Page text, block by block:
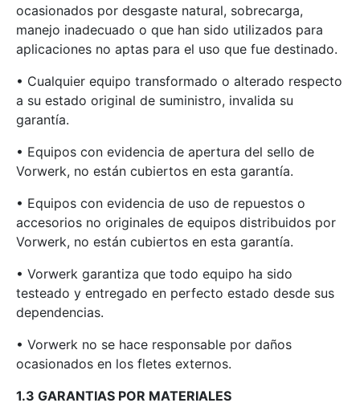
ocasionados por desgaste natural, sobrecarga,
manejo inadecuado o que han sido utilizados para
aplicaciones no aptas para el uso que fue destinado.
• Cualquier equipo transformado o alterado respecto
a su estado original de suministro, invalida su
garantía.
• Equipos con evidencia de apertura del sello de
Vorwerk, no están cubiertos en esta garantía.
• Equipos con evidencia de uso de repuestos o
accesorios no originales de equipos distribuidos por
Vorwerk, no están cubiertos en esta garantía.
• Vorwerk garantiza que todo equipo ha sido
testeado y entregado en perfecto estado desde sus
dependencias.
• Vorwerk no se hace responsable por daños
ocasionados en los fletes externos.
1.3 GARANTIAS POR MATERIALES